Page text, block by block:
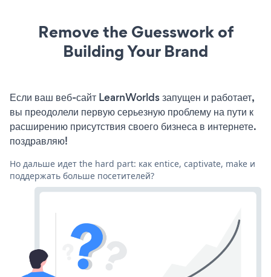
Remove the Guesswork of
Building Your Brand
Если ваш веб-сайт LearnWorlds запущен и работает,
вы преодолели первую серьезную проблему на пути к
расширению присутствия своего бизнеса в интернете.
поздравляю!
Но дальше идет the hard part: как entice, captivate, make и
поддержать больше посетителей?